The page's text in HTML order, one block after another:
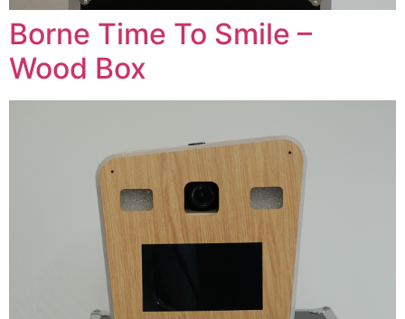
Borne Time To Smile –
Wood Box